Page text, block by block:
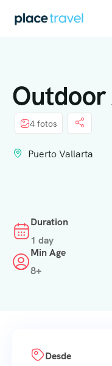
4 fotos
Puerto Vallarta
Duration
1 day
Min Age
8+
Desde